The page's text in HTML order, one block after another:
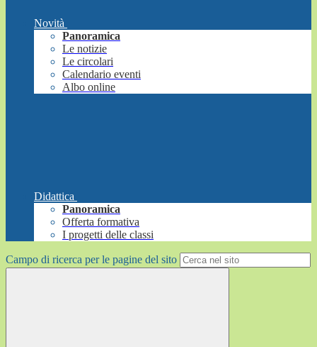
Novità
Panoramica
Le notizie
Le circolari
Calendario eventi
Albo online
Didattica
Panoramica
Offerta formativa
I progetti delle classi
Campo di ricerca per le pagine del sito